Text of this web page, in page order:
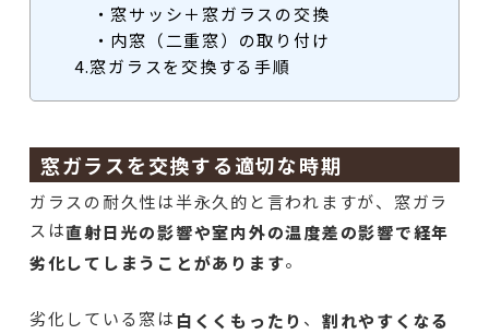
・窓サッシ＋窓ガラスの交換
・内窓（二重窓）の取り付け
4.窓ガラスを交換する手順
窓ガラスを交換する適切な時期
ガラスの耐久性は半永久的と言われますが、窓ガラ
スは直射日光の影響や室内外の温度差の影響で経年
劣化してしまうことがあります。
劣化している窓は 白くくもったり 、 割れやすくなる